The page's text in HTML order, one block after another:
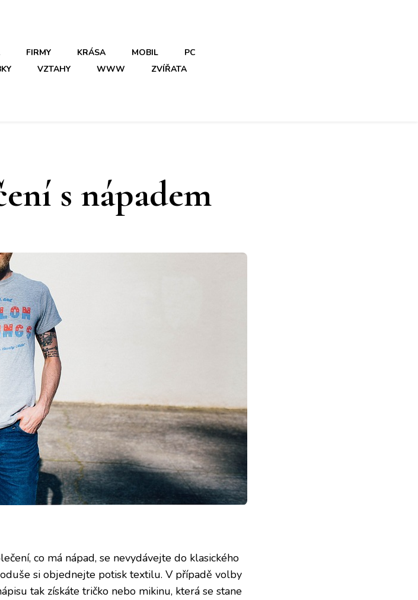
FIRMY KRÁSA MOBIL
PC
VZTAHY WWW ZVÍŘATA
s nápadem
co má nápad, se nevydávejte do klasického
si objednejte potisk textilu. V případě volby
tak získáte tričko nebo mikinu, která se stane